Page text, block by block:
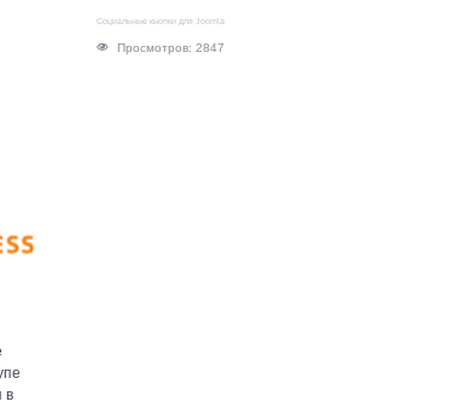
в
Социальные кнопки для Joomla
Просмотров: 2847